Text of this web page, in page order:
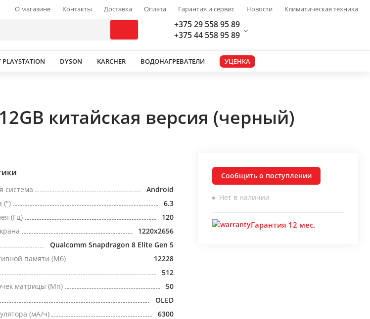
О магазине Контакты Доставка Оплата Гарантия и сервис Новости Климатическая техника
+375 29 558 95 89
+375 44 558 95 89
PLAYSTATION DYSON KARCHER ВОДОНАГРЕВАТЕЛИ УЦЕНКА
китайская версия (черный)
система
Android
(")
6.3
(Гц)
120
1220x2656
Qualcomm Snapdragon 8 Elite Gen 5
памяти (Мб)
12228
512
матрицы (Мп)
50
OLED
(мА/ч)
6300
Сообщить о поступлении
Нет в наличии
Гарантия 12 мес.